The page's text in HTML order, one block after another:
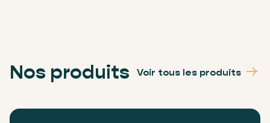
Nos produits Voir tous les produits